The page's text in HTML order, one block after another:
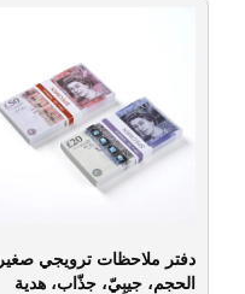
دفتر ملاحظات ترويجي صغير
الحجم، جيبِيّ، جذّاب، هدية